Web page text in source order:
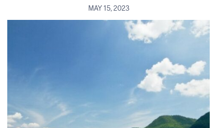
MAY 15, 2023